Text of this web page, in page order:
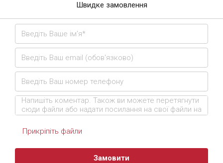
Швидке замовлення
Прикріпіть файли
Замовити